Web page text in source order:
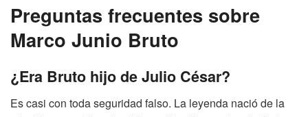
Preguntas frecuentes sobre
Marco Junio Bruto
¿Era Bruto hijo de Julio César?
Es casi con toda seguridad falso. La leyenda nació de la